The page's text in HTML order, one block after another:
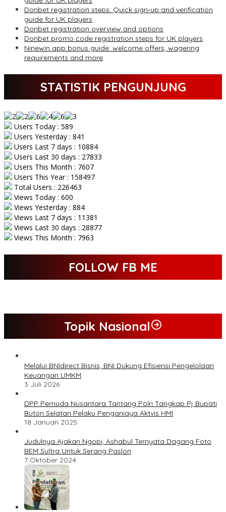
Donbet registration steps: Quick sign‑up and verification
guide for UK players
Donbet registration overview and options
Donbet promo code registration steps for UK players
Ninewin app bonus guide: welcome offers, wagering
requirements and more
STATISTIK PENGUNJUNG
Users Today : 589
Users Yesterday : 841
Users Last 7 days : 10884
Users Last 30 days : 27833
Users This Month : 7607
Users This Year : 158497
Total Users : 226463
Views Today : 600
Views Yesterday : 884
Views Last 7 days : 11381
Views Last 30 days : 28877
Views This Month : 7963
FOLLOW FB ME
Topik Nasional
Melalui BNIdirect Bisnis, BNI Dukung Efisiensi Pengelolaan
Keuangan UMKM
3 Juli 2026
DPP Pemuda Nusantara Tantang Polri Tangkap Pj Bupati
Buton Selatan Pelaku Penganiaya Aktvis HMI
18 Januari 2025
Judulnya Ajakan Ngopi, Ashabul Ternyata Dagang Foto
BEM Sultra Untuk Serang Paslon
7 Oktober 2024